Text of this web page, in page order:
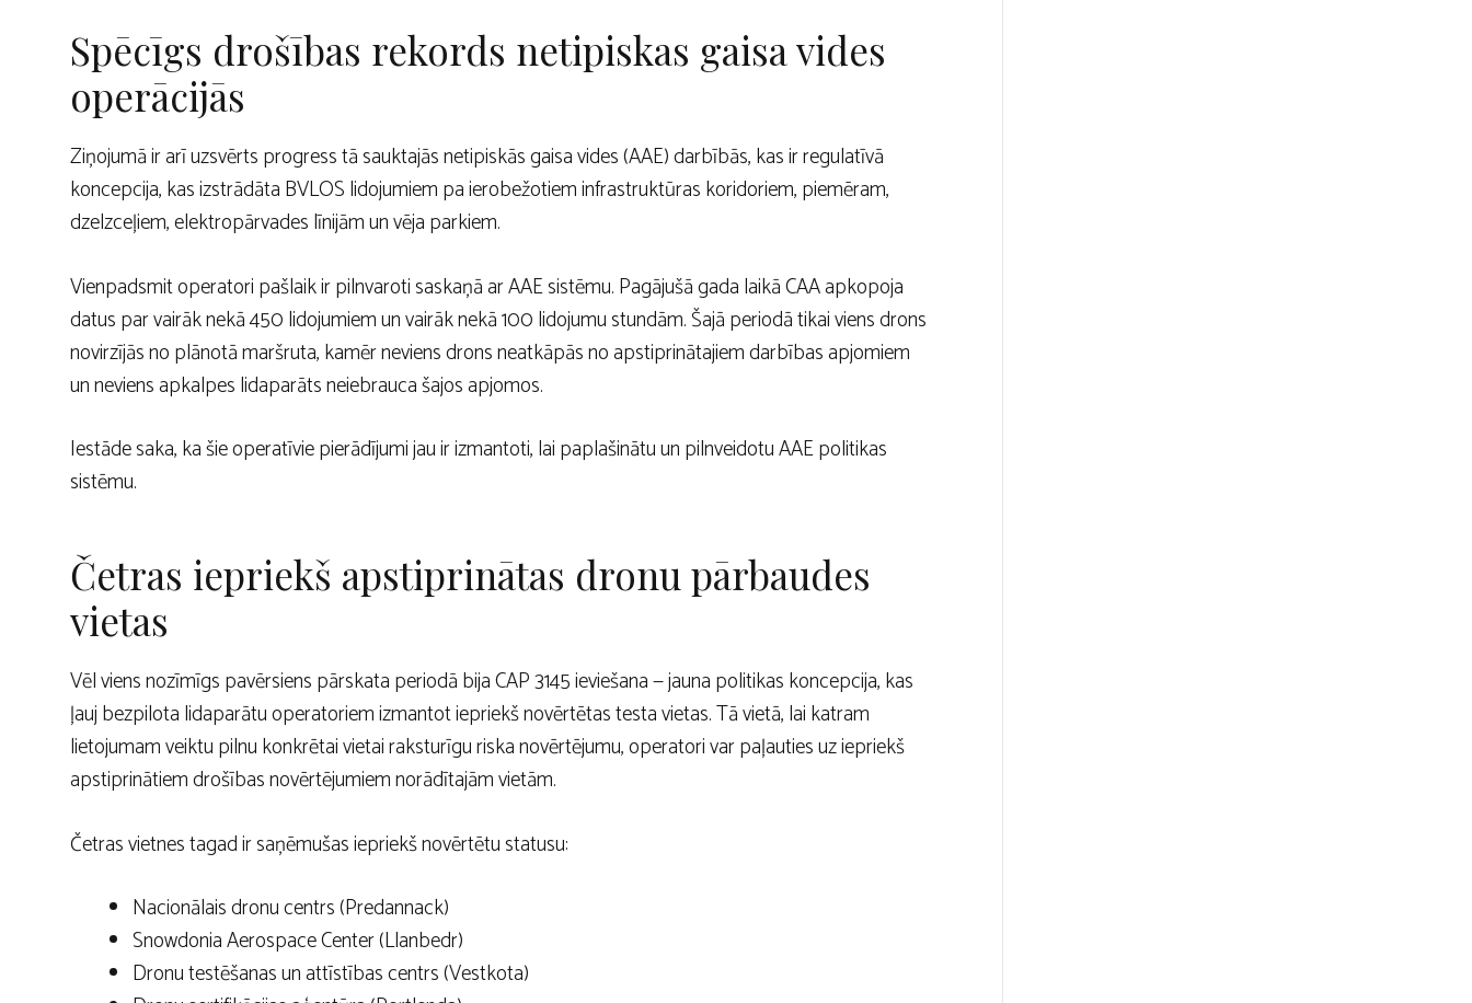
Spēcīgs drošības rekords netipiskas gaisa vides
operācijās
Ziņojumā ir arī uzsvērts progress tā sauktajās netipiskās gaisa vides (AAE) darbībās, kas ir regulatīvā
koncepcija, kas izstrādāta BVLOS lidojumiem pa ierobežotiem infrastruktūras koridoriem, piemēram,
dzelzceļiem, elektropārvades līnijām un vēja parkiem.
Vienpadsmit operatori pašlaik ir pilnvaroti saskaņā ar AAE sistēmu. Pagājušā gada laikā CAA apkopoja
datus par vairāk nekā 450 lidojumiem un vairāk nekā 100 lidojumu stundām. Šajā periodā tikai viens drons
novirzījās no plānotā maršruta, kamēr neviens drons neatkāpās no apstiprinātajiem darbības apjomiem
un neviens apkalpes lidaparāts neiebrauca šajos apjomos.
Iestāde saka, ka šie operatīvie pierādījumi jau ir izmantoti, lai paplašinātu un pilnveidotu AAE politikas
sistēmu.
Četras iepriekš apstiprinātas dronu pārbaudes
vietas
Vēl viens nozīmīgs pavērsiens pārskata periodā bija CAP 3145 ieviešana — jauna politikas koncepcija, kas
ļauj bezpilota lidaparātu operatoriem izmantot iepriekš novērtētas testa vietas. Tā vietā, lai katram
lietojumam veiktu pilnu konkrētai vietai raksturīgu riska novērtējumu, operatori var paļauties uz iepriekš
apstiprinātiem drošības novērtējumiem norādītajām vietām.
Četras vietnes tagad ir saņēmušas iepriekš novērtētu statusu:
Nacionālais dronu centrs (Predannack)
Snowdonia Aerospace Center (Llanbedr)
Dronu testēšanas un attīstības centrs (Vestkota)